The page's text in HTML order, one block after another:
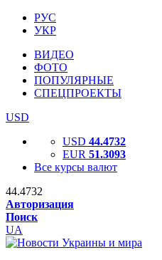
РУС
УКР
ВИДЕО
ФОТО
ПОПУЛЯРНЫЕ
СПЕЦПРОЕКТЫ
USD
USD 44.4732
EUR 51.3093
Все курсы валют
44.4732
Авторизация
Поиск
UA